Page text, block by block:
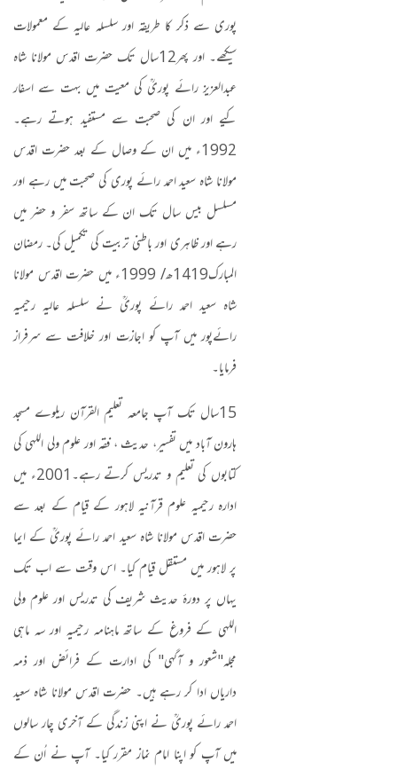
پوری سے ذکر کا طریقہ اور سلسلہ عالیہ کے معمولات
سیکھے۔ اور پھر12سال تک حضرت اقدس مولانا شاہ
عبدالعزیز رائے پوریؒ کی معیت میں بہت سے اسفار
کیے اور ان کی صحبت سے مستفید ہوتے رہے۔
1992ء میں ان کے وصال کے بعد حضرت اقدس
مولانا شاہ سعید احمد رائے پوری کی صحبت میں رہے اور
مسلسل بیس سال تک ان کے ساتھ سفر و حضر میں
رہے اور ظاہری اور باطنی تربیت کی تکمیل کی۔ رمضان
المبارک1419ھ/ 1999
ء میں حضرت اقدس مولانا
شاہ سعید احمد رائے پوریؒ نے سلسلہ عالیہ رحیمیہ
رائےپور میں آپ کو اجازت اور خلافت سے سرفراز
فرمایا۔
15سال تک آپ جامعہ تعلیم القرآن ریلوے مسجد
ہارون آباد میں تفسیر، حدیث ، فقہ اور علوم ولی اللہی کی
کتابوں کی تعلیم و تدریس کرتے رہے۔2001ء میں
ادارہ رحیمیہ علوم قرآنیہ لاہور کے قیام کے بعد سے
حضرت اقدس مولانا شاہ سعید احمد رائے پوریؒ کے ایما
پر لاہور میں مستقل قیام کیا۔ اس وقت سے اب تک
یہاں پر دورۂ حدیث شریف کی تدریس اور علوم ولی
اللہی کے فروغ کے ساتھ ماہنامہ رحیمیہ اور سہ ماہی
مجلہ"شعور و آگہی" کی ادارت کے فرائض اور ذمہ
داریاں ادا کر رہے ہیں۔ حضرت اقدس مولانا شاہ سعید
احمد رائے پوریؒ نے اپنی زندگی کے آخری چار سالوں
میں آپ کو اپنا امام نماز مقرر کیا۔ آپ نے اُن کے